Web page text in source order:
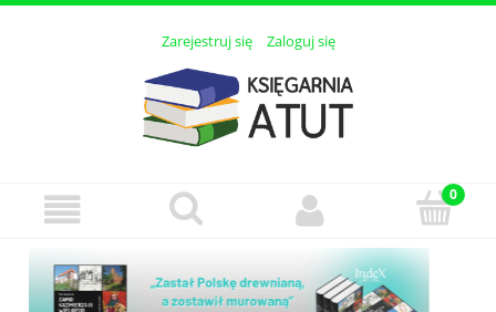
Zarejestruj się Zaloguj się